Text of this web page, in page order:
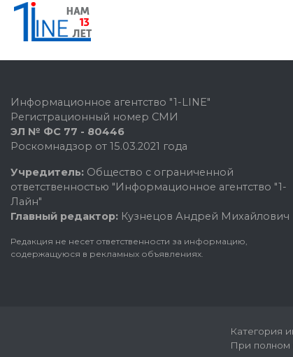
Информационное агентство "1-LINE"
Регистрационный номер СМИ
ЭЛ № ФС 77 - 80446
Роскомнадзор от 15.03.2021 года
Учредитель: Общество с ограниченной
ответственностью "Информационное агентство "1-
Лайн"
Главный редактор: Кузнецов Андрей Михайлович
Редакция не несет ответственности за информацию,
содержащуюся в рекламных объявлениях.
Категория
При полном